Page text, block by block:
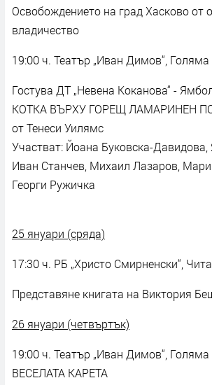
Освобождението на град Хасково от
владичество
19:00 ч. Театър „Иван Димов“, Голяма
Гостува ДТ „Невена Коканова“ -
КОТКА ВЪРХУ ГОРЕЩ ЛАМАРИНЕН
от Тенеси Уилямс
Участват: Йоана Буковска-
Иван Станчев, Михаил Лазаров,
Георги Ружичка
25 януари (сряда)
17:30 ч. РБ „Христо Смирненски“,
Представяне книгата на Виктория
26 януари (четвъртък)
19:00 ч. Театър „Иван Димов“, Голяма
ВЕСЕЛАТА КАРЕТА